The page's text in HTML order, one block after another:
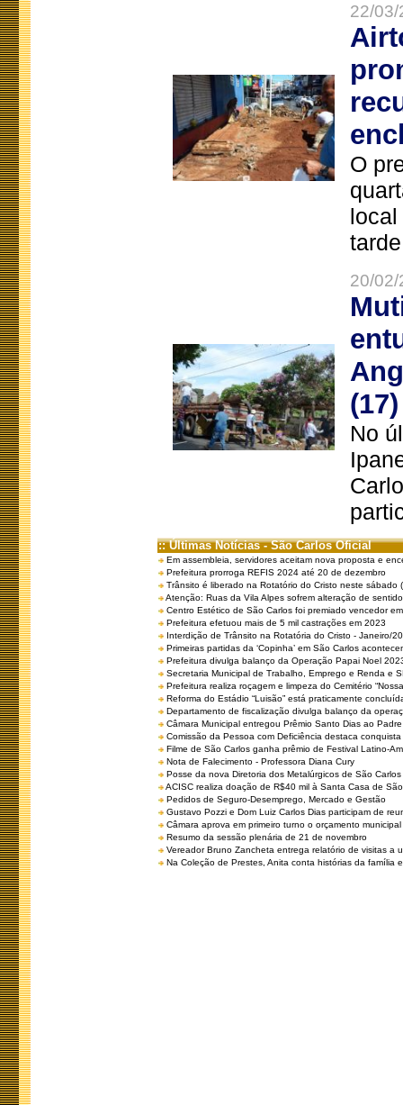
22/
O
20/
(17)
No
:: Últimas Notícias - São Carlos Oficial
Em assembleia, servidores aceitam nova proposta e
Prefeitura prorroga REFIS 2024 até 20 de dezembro
Trânsito é liberado na Rotatório do Cristo neste sábado
Atenção: Ruas da Vila Alpes sofrem alteração de
Centro Estético de São Carlos foi premiado vencedor
Prefeitura efetuou mais de 5 mil castrações em 2023
Interdição de Trânsito na Rotatória do Cristo - Janeiro/
Primeiras partidas da ‘Copinha’ em São Carlos
Prefeitura divulga balanço da Operação Papai Noel
Secretaria Municipal de Trabalho, Emprego e Renda e
Prefeitura realiza roçagem e limpeza do Cemitério
Reforma do Estádio “Luisão” está praticamente
Departamento de fiscalização divulga balanço da
Câmara Municipal entregou Prêmio Santo Dias ao
Comissão da Pessoa com Deficiência destaca
Filme de São Carlos ganha prêmio de Festival Latino-
Nota de Falecimento - Professora Diana Cury
Posse da nova Diretoria dos Metalúrgicos de São
ACISC realiza doação de R$40 mil à Santa Casa de
Pedidos de Seguro-Desemprego, Mercado e Gestão
Gustavo Pozzi e Dom Luiz Carlos Dias participam de
Câmara aprova em primeiro turno o orçamento
Resumo da sessão plenária de 21 de novembro
Vereador Bruno Zancheta entrega relatório de visitas a
Na Coleção de Prestes, Anita conta histórias da família